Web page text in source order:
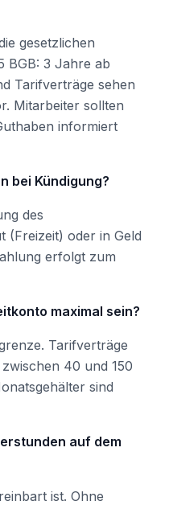
gesetzlichen
BGB: 3 Jahre ab
Tarifverträge sehen
Mitarbeiter sollten
informiert
bei Kündigung?
des
(Freizeit) oder in Geld
erfolgt zum
maximal sein?
Tarifverträge
40 und 150
sind
auf dem
ist. Ohne